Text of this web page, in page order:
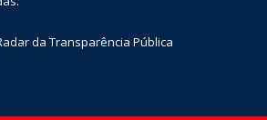
da Transparência Pública